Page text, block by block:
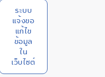
ระบบ
แจ้งขอ
แก้ไข
ข้อมูล
ใน
เว็บไซต์